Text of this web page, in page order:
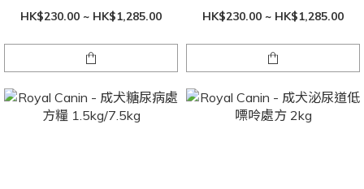
HK$230.00 ~ HK$1,285.00 HK$230.00 ~ HK$1,285.00